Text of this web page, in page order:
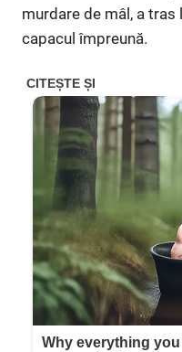
murdare de mâl, a
capacul împreună.